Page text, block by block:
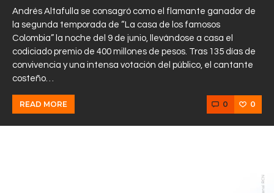
Andrés Altafulla se consagró como el flamante ganador de
la segunda temporada de “La casa de los famosos
Colombia” la noche del 9 de junio, llevándose a casa el
codiciado premio de 400 millones de pesos. Tras 135 días de
convivencia y una intensa votación del público, el cantante
costeño…
READ MORE 0 0